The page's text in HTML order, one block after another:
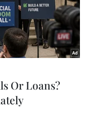
Or Loans?